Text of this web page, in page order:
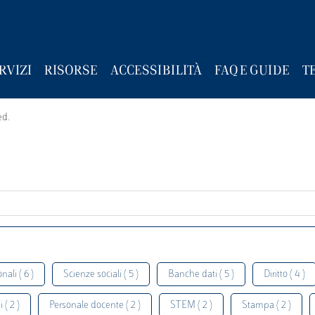
RISORSE ACCESSIBILITÀ FAQ E GUIDE
( 6 ) Scienze sociali ( 5 ) Banche dati ( 5 ) Diritto ( 4 )
( 2 ) Personale docente ( 2 ) STEM ( 2 ) Stampa ( 2 )